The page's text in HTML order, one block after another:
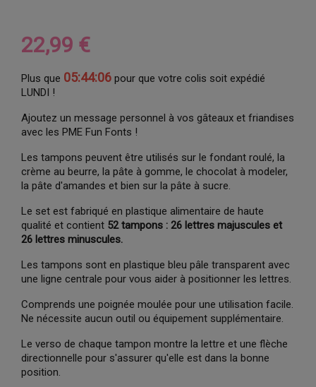
22,99 €
Plus que 05:44:05 pour que votre colis soit expédié
LUNDI !
Ajoutez un message personnel à vos gâteaux et friandises
avec les PME Fun Fonts !
Les tampons peuvent être utilisés sur le fondant roulé, la
crème au beurre, la pâte à gomme, le chocolat à modeler,
la pâte d'amandes et bien sur la pâte à sucre.
Le set est fabriqué en plastique alimentaire de haute
qualité et contient 52 tampons : 26 lettres majuscules et
26 lettres minuscules.
Les tampons sont en plastique bleu pâle transparent avec
une ligne centrale pour vous aider à positionner les lettres.
Comprends une poignée moulée pour une utilisation facile.
Ne nécessite aucun outil ou équipement supplémentaire.
Le verso de chaque tampon montre la lettre et une flèche
directionnelle pour s'assurer qu'elle est dans la bonne
position.